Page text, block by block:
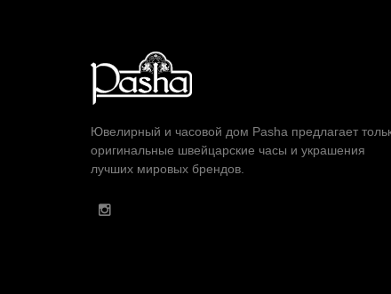
Ювелирный и часовой дом Pasha предлагает
оригинальные швейцарские часы и украшения
лучших мировых брендов.